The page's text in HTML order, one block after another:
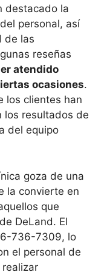
destacado la
personal, así
de las
reseñas
atendido
ocasiones.
los clientes han
los resultados de
del equipo
goza de una
la convierte en
que
DeLand. El
736-7309, lo
el personal de